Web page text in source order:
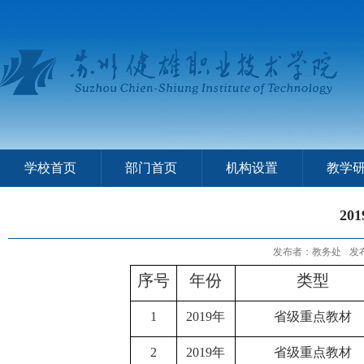
学校首页 部门首页 机构设置 教学
发布者：教务处 发
序号 年份 类型
1 2019年 省级重点教材
2 2019年 省级重点教材